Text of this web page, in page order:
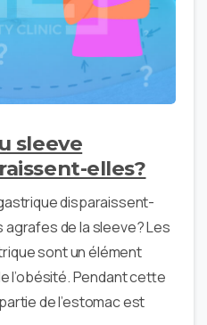
sleeve
elles?
disparaissent-
de la sleeve? Les
sont un élément
l’obésité. Pendant cette
de l’estomac est